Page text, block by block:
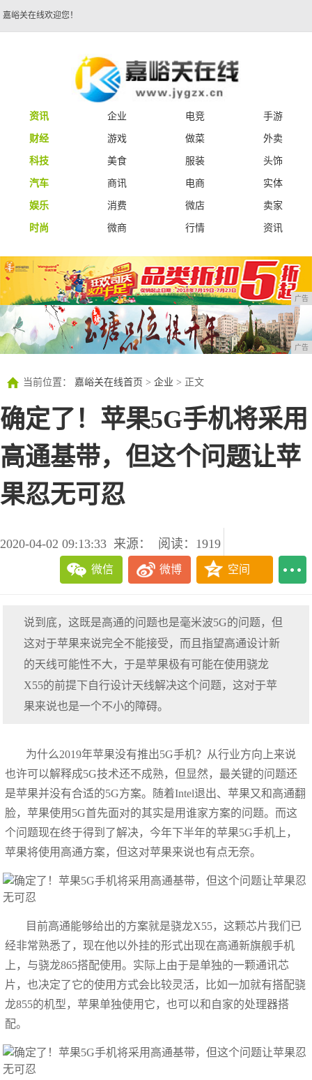
嘉峪关在线欢迎您！
资讯 企业 电竞
手游
财经
游戏 做菜
外卖
科技
美食 服装
头饰
汽车
商讯 电商
实体
娱乐
消费 微店
卖家
时尚
微商 行情 资讯
广告
广告
当前位置： 嘉峪关在线首页 > 企业 > 正文
确定了！苹果5G手机将采用
高通基带，但这个问题让苹
果忍无可忍
2020-04-02 09:13:33 来源： 阅读：1919
微信 微博 空间
说到底，这既是高通的问题也是毫米波5G的问题，但
这对于苹果来说完全不能接受，而且指望高通设计新
的天线可能性不大，于是苹果极有可能在使用骁龙
X55的前提下自行设计天线解决这个问题，这对于苹
果来说也是一个不小的障碍。
为什么2019年苹果没有推出5G手机？从行业方向上来说
也许可以解释成5G技术还不成熟，但显然，最关键的问题还
是苹果并没有合适的5G方案。随着Intel退出、苹果又和高通翻
脸，苹果使用5G首先面对的其实是用谁家方案的问题。而这
个问题现在终于得到了解决，今年下半年的苹果5G手机上，
苹果将使用高通方案，但这对苹果来说也有点无奈。
目前高通能够给出的方案就是骁龙X55，这颗芯片我们已
经非常熟悉了，现在他以外挂的形式出现在高通新旗舰手机
上，与骁龙865搭配使用。实际上由于是单独的一颗通讯芯
片，也决定了它的使用方式会比较灵活，比如一加就有搭配骁
龙855的机型，苹果单独使用它，也可以和自家的处理器搭
配。